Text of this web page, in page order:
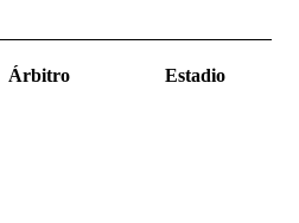
Árbitro Estadio